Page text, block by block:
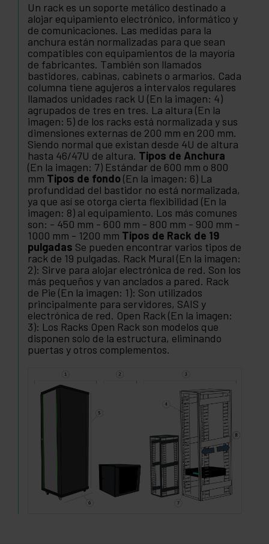
Un rack es un soporte metálico destinado a
alojar equipamiento electrónico, informático y
de comunicaciones. Las medidas para la
anchura están normalizadas para que sean
compatibles con equipamientos de la mayoría
de fabricantes. También son llamados
bastidores, cabinas, cabinets o armarios. Cada
columna tiene agujeros a intervalos regulares
llamados unidades rack U (En la imagen: 4)
agrupados de tres en tres. La altura (En la
imagen: 5) de los racks está normalizada y sus
dimensiones externas de 200 mm en 200 mm.
Siendo normal que existan desde 4U de altura
hasta 46/47U de altura. Tipos de Anchura
(En la imagen: 7) Estándar de 600 mm o 800
mm Tipos de fondo(En la imagen: 6) La
profundidad del bastidor no está normalizada,
ya que así se otorga cierta flexibilidad (En la
imagen: 8) al equipamiento. Los más comunes
son: - 450 mm - 600 mm - 800 mm - 900 mm -
1000 mm - 1200 mm Tipos de Rack de 19
pulgadas Se pueden encontrar varios tipos de
rack de 19 pulgadas. Rack Mural (En la imagen:
2): Sirve para alojar electrónica de red. Son los
más pequeños y van anclados a pared. Rack
de Pie (En la imagen: 1): Son utilizados
principalmente para servidores, SAIS y
electrónica de red. Open Rack (En la imagen:
3): Los Racks Open Rack son modelos que
disponen solo de la estructura, eliminando
puertas y otros complementos.